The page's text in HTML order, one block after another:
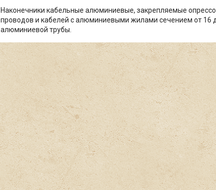
Наконечники кабельные алюминиевые, закрепляемые
проводов и кабелей с алюминиевыми жилами сечением от 16
алюминиевой трубы.